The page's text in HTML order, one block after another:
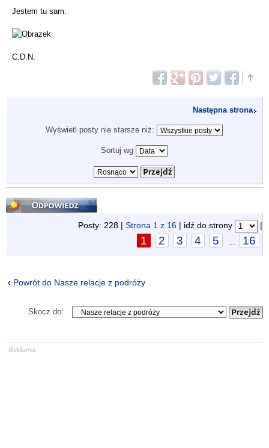
Jestem tu sam.
C.D.N.
Następna strona
Wyświetl posty nie starsze niż:
Sortuj wg
Odpowiedz
Posty: 228 | Strona 1 z 16 | idź do strony |
1 2 3 4 5 16
Powrót do Nasze relacje z podróży
Skocz do: